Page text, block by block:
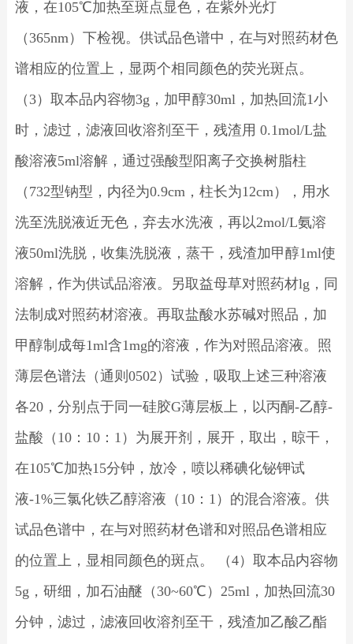
液，在105℃加热至斑点显色，在紫外光灯
（365nm）下检视。供试品色谱中，在与对照药材色
谱相应的位置上，显两个相同颜色的荧光斑点。
（3）取本品内容物3g，加甲醇30ml，加热回流1小
时，滤过，滤液回收溶剂至干，残渣用 0.1mol/L盐
酸溶液5ml溶解，通过强酸型阳离子交换树脂柱
（732型钠型，内径为0.9cm，柱长为12cm），用水
洗至洗脱液近无色，弃去水洗液，再以2mol/L氨溶
液50ml洗脱，收集洗脱液，蒸干，残渣加甲醇1ml使
溶解，作为供试品溶液。另取益母草对照药材lg，同
法制成对照药材溶液。再取盐酸水苏碱对照品，加
甲醇制成每1ml含1mg的溶液，作为对照品溶液。照
薄层色谱法（通则0502）试验，吸取上述三种溶液
各20，分别点于同一硅胶G薄层板上，以丙酮-乙醇-
盐酸（10：10：1）为展开剂，展开，取出，晾干，
在105℃加热15分钟，放冷，喷以稀碘化铋钾试
液-1%三氯化铁乙醇溶液（10：1）的混合溶液。供
试品色谱中，在与对照药材色谱和对照品色谱相应
的位置上，显相同颜色的斑点。 （4）取本品内容物
5g，研细，加石油醚（30~60℃）25ml，加热回流30
分钟，滤过，滤液回收溶剂至干，残渣加乙酸乙酯